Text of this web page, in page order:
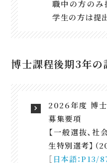
職中の方のみ
学生の方は提
博士課程後期3年の
2026年度 博
募集要項
【一般選抜、社
生特別選考】（
［ 日本語：P13/